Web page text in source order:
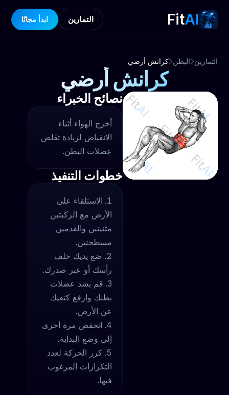
FitAI التمارين ابدأ مجانًا
التمارين البطن كرانش أرضي
كرانش أرضي
نصائح الخبراء
أخرج الهواء أثناء
الانقباض لزيادة تقلص
عضلات البطن.
خطوات التنفيذ
الاستلقاء على
الأرض مع الركبتين
مثنيتين والقدمين
مسطحتين.
ضع يديك خلف
رأسك أو عبر صدرك.
قم بشد عضلات
بطنك وارفع كتفيك
عن الأرض.
انخفض مرة أخرى
إلى وضع البداية.
كرر الحركة لعدد
التكرارات المرغوب
فيها.